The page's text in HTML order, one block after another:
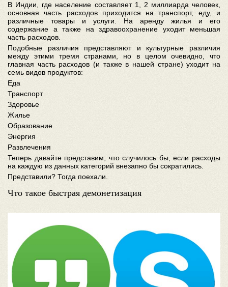
В Индии, где население составляет 1, 2 миллиарда человек,
основная часть расходов приходится на транспорт, еду, и
различные товары и услуги. На аренду жилья и его
содержание а также на здравоохранение уходит меньшая
часть расходов.
Подобные различия представляют и культурные различия
между этими тремя странами, но в целом очевидно, что
главная часть расходов (и также в нашей стране) уходит на
семь видов продуктов:
Еда
Транспорт
Здоровье
Жилье
Образование
Энергия
Развлечения
Теперь давайте представим, что случилось бы, если расходы
на каждую из данных категорий внезапно бы сократились.
Представили? Тогда поехали.
Что такое быстрая демонетизация